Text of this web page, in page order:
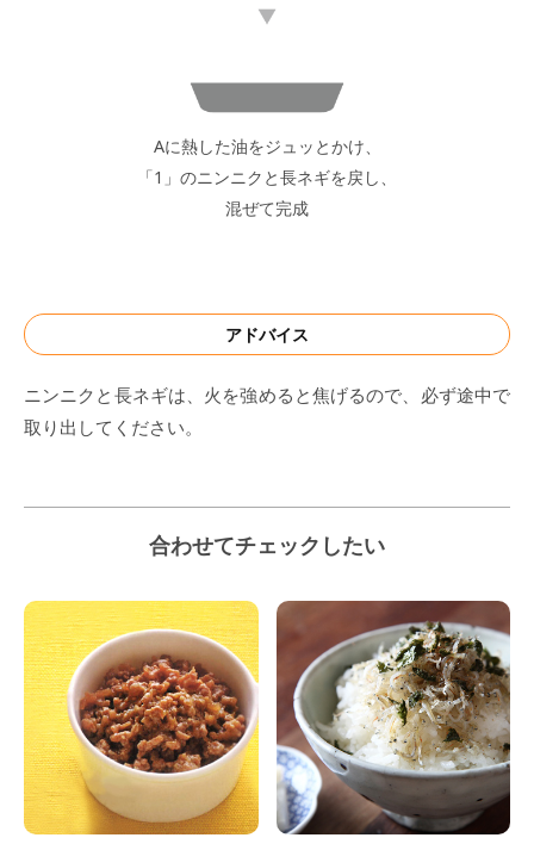
Aに熱した油をジュッとかけ、
「1」のニンニクと長ネギを戻し、
混ぜて完成
アドバイス
ニンニクと長ネギは、火を強めると焦げるので、必ず途中で
取り出してください。
合わせてチェックしたい